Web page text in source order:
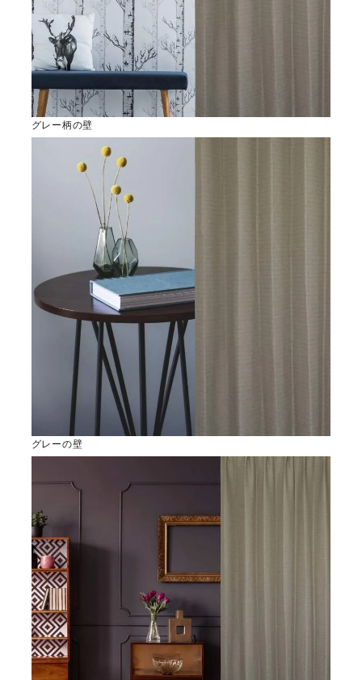
グレー柄の壁
グレーの壁